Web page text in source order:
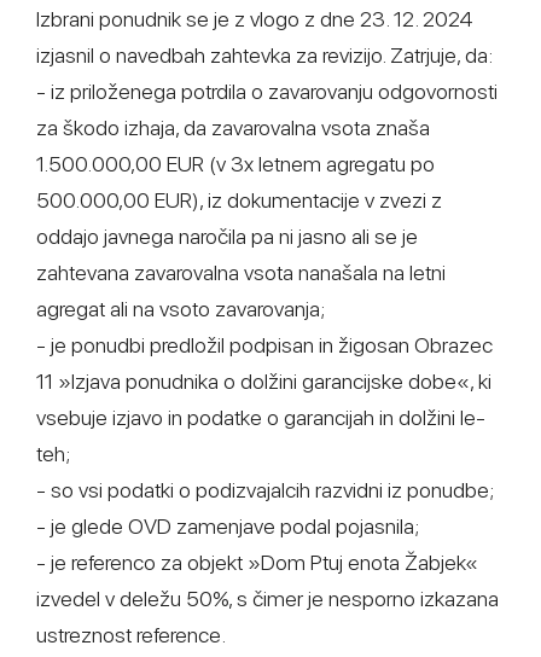
Izbrani ponudnik se je z vlogo z dne 23. 12. 2024
izjasnil o navedbah zahtevka za revizijo. Zatrjuje, da:
- iz priloženega potrdila o zavarovanju odgovornosti
za škodo izhaja, da zavarovalna vsota znaša
1.500.000,00 EUR (v 3x letnem agregatu po
500.000,00 EUR), iz dokumentacije v zvezi z
oddajo javnega naročila pa ni jasno ali se je
zahtevana zavarovalna vsota nanašala na letni
agregat ali na vsoto zavarovanja;
- je ponudbi predložil podpisan in žigosan Obrazec
11 »Izjava ponudnika o dolžini garancijske dobe«, ki
vsebuje izjavo in podatke o garancijah in dolžini le-
teh;
- so vsi podatki o podizvajalcih razvidni iz ponudbe;
- je glede OVD zamenjave podal pojasnila;
- je referenco za objekt »Dom Ptuj enota Žabjek«
izvedel v deležu 50%, s čimer je nesporno izkazana
ustreznost reference.